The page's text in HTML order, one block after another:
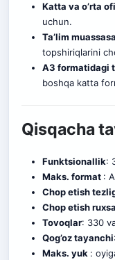
Katta va o’rta
uchun.
Ta’lim
topshiriqlarini
A3 formatidagi
boshqa katta
Qisqacha
Funktsionallik:
Maks. format :
Chop etish
Chop etish
Tovoqlar: 330
Qog’oz tayanchi
Maks. yuk :